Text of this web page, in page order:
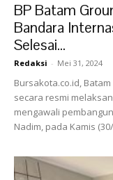
BP Batam
Bandara
Selesai...
Redaksi - Mei 31, 2024
Bursakota.co.id,
secara resmi
mengawali
Nadim, pada Kamis